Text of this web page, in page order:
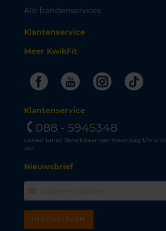
Alle bandenservices
Klantenservice
Meer KwikFit
FacebookYoutubeInstagram
Klantenservice
088 - 5945348
Lokaal tarief. Bereikbaar van maandag t/m
uur.
Nieuwsbrief
INSCHRIJVEN